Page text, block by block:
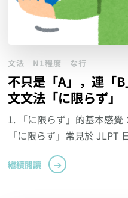
文法 N1程度 な行
不只是「A」，連「
文文法「に限らず」
1. 「に限らず」的基本感
「に限らず」常見於
繼續閱讀